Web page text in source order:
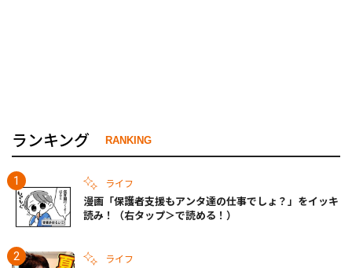
ランキング RANKING
ライフ
漫画「保護者支援もアンタ達の仕事でしょ？」をイッキ
読み！（右タップ＞で読める！）
ライフ